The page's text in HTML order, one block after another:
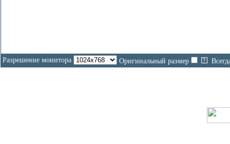
Разрешение монитора Оригинальный размер